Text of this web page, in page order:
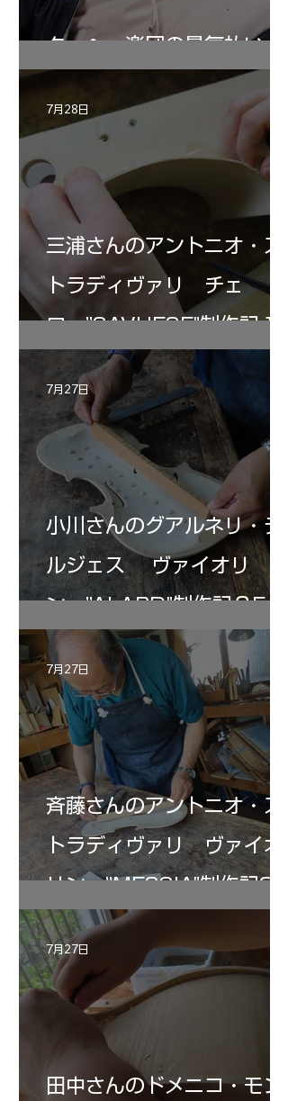
ターヘー楽団の暑気払い
三浦さんのアントニオ・ス
トラディヴァリ チェ
ロ ”SAVUESE"制作記１2
7月28日
小川さんのグアルネリ・デ
ルジェス ヴァイオリ
ン ”ALARD"制作記３5
7月27日
斉藤さんのアントニオ・ス
トラディヴァリ ヴァイオ
リン ”MESSIA"制作記33
7月27日
田中さんのドメニコ・モン
7月27日